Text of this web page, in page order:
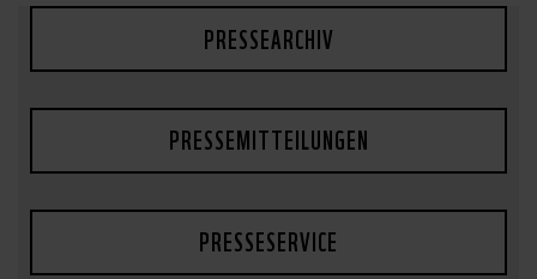
PRESSEARCHIV
PRESSEMITTEILUNGEN
PRESSESERVICE